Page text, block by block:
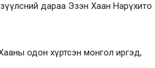
дараа Эзэн Хаан Нарүхито
Хааны одон хүртсэн монгол иргэд,